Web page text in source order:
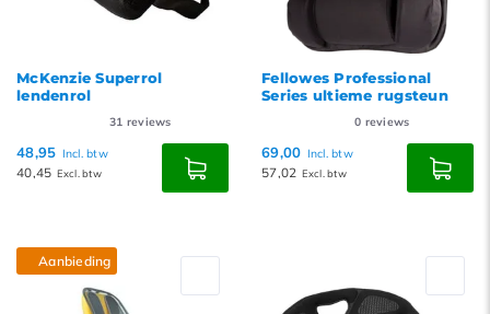
McKenzie Superrol
lendenrol
31 reviews
48,95 Incl. btw
40,45 Excl. btw
Fellowes Professional
Series ultieme rugsteun
0 reviews
69,00 Incl. btw
57,02 Excl. btw
Aanbieding